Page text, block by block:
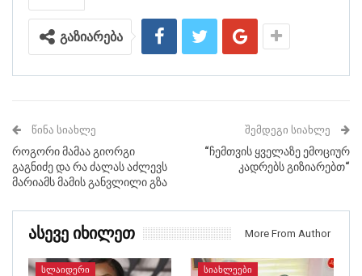
გაზიარება
ᲬᲘᲜᲐ ᲡᲘᲐᲮᲚᲔ
როგორი მამაა გიორგი
გაგნიძე და რა ძალას აძლევს
მარიამს მამის განვლილი გზა
ᲨᲔᲛᲓᲔᲒᲘ ᲡᲘᲐᲮᲚᲔ
“ჩემთვის ყველაზე ემოციურ
კადრებს გიზიარებთ“
Ასევე Იხილეთ More From Author
ᲡᲚᲐᲘᲓᲔᲠᲘ ᲡᲘᲐᲮᲚᲔᲔᲑᲘ